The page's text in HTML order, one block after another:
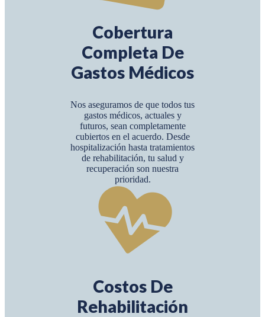
Cobertura
Completa De
Gastos Médicos
Nos aseguramos de que todos tus
gastos médicos, actuales y
futuros, sean completamente
cubiertos en el acuerdo. Desde
hospitalización hasta tratamientos
de rehabilitación, tu salud y
recuperación son nuestra
prioridad.
Costos De
Rehabilitación